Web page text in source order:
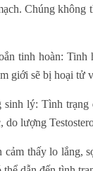
Chúng
tinh hoàn: Tinh
giới sẽ bị hoại tử
lý: Tình
do lượng
thấy lo lắng,